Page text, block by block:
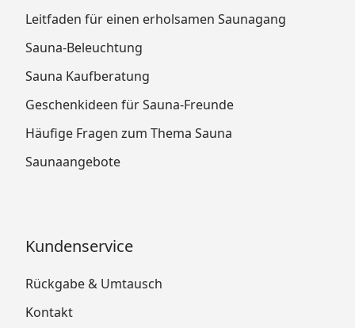
Leitfaden für einen erholsamen Saunagang
Sauna-Beleuchtung
Sauna Kaufberatung
Geschenkideen für Sauna-Freunde
Häufige Fragen zum Thema Sauna
Saunaangebote
Kundenservice
Rückgabe & Umtausch
Kontakt